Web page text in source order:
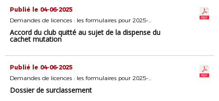
Publié le 04-06-2025
Demandes de licences : les formulaires pour 2025-2026
Accord du club quitté au sujet de la dispense du
cachet mutation
Publié le 04-06-2025
Demandes de licences : les formulaires pour 2025-2026
Dossier de surclassement